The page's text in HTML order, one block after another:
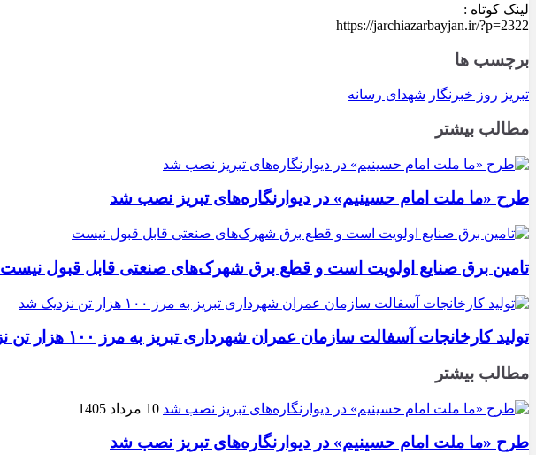
لینک کوتاه :
https://jarchiazarbayjan.ir/?p=2322
برچسب ها
تبریز روز خبرنگار شهدای رسانه
مطالب بیشتر
طرح «ما ملت امام حسینیم» در دیوارنگاره‌های تبریز نصب شد
تامین برق صنایع اولویت است و قطع برق شهرک‌های صنعتی قابل قبول نیست
تولید کارخانجات آسفالت سازمان عمران شهرداری تبریز به مرز ۱۰۰ هزار تن نزدیک شد
مطالب بیشتر
10 مرداد 1405
طرح «ما ملت امام حسینیم» در دیوارنگاره‌های تبریز نصب شد